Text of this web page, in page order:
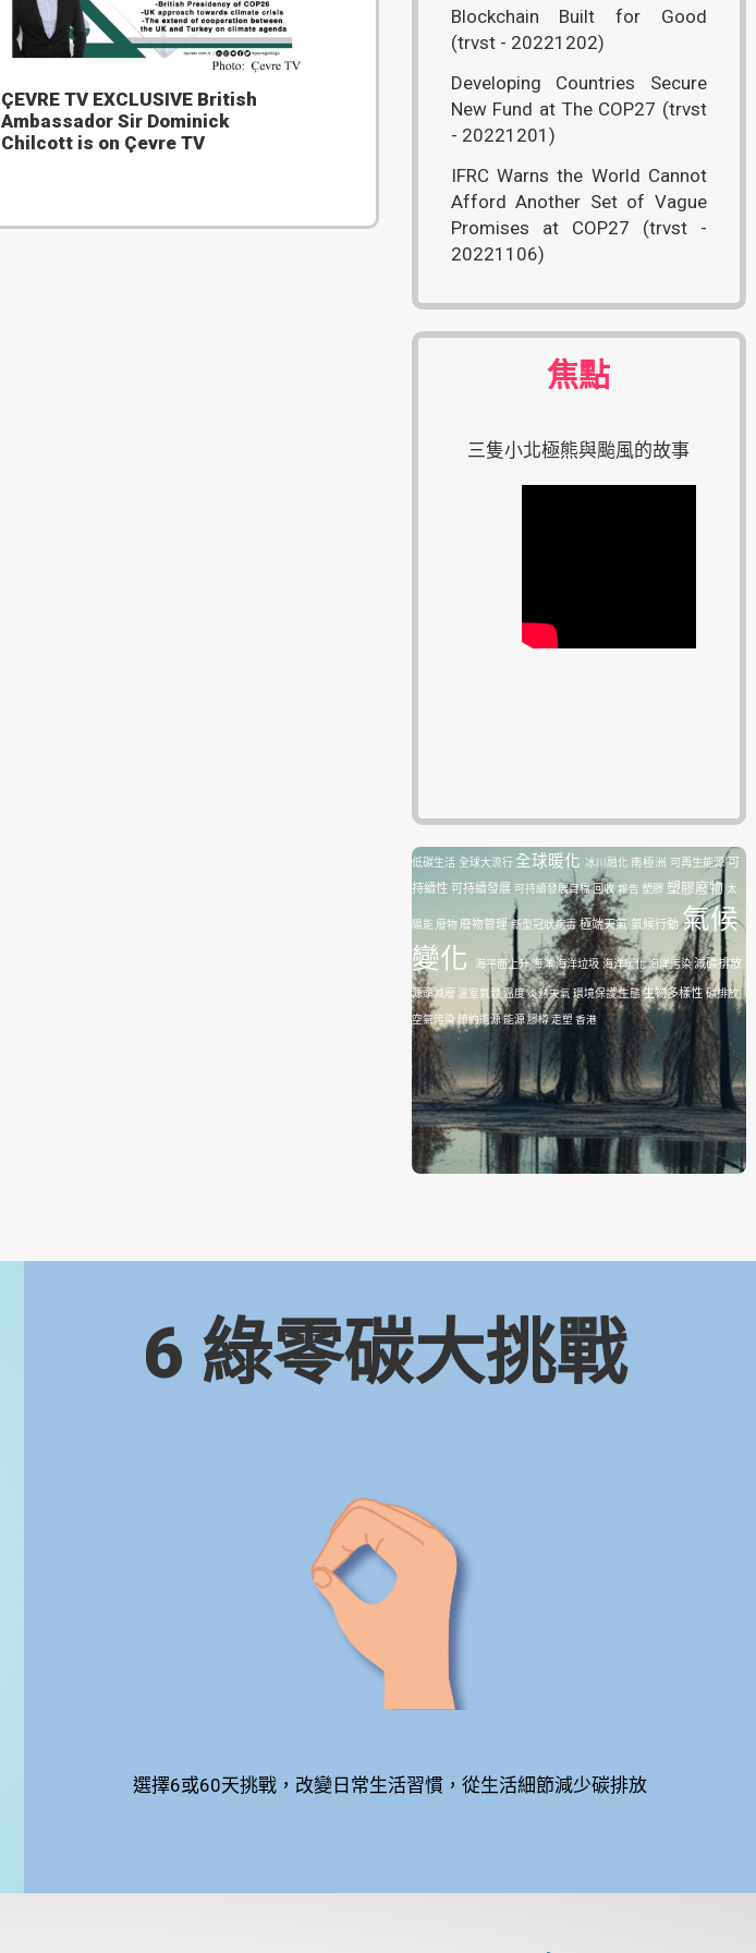
ÇEVRE TV EXCLUSIVE British
Ambassador Sir Dominick
Chilcott is on Çevre TV
Blockchain Built for Good
(trvst - 20221202)
Developing Countries Secure
New Fund at The COP27 (trvst
- 20221201)
IFRC Warns the World Cannot
Afford Another Set of Vague
Promises at COP27 (trvst -
20221106)
焦點
三隻小北極熊與颱風的故事
低碳生活 全球大流行 全球暖化 冰川融化 南極洲 可再生能源可
持續性 可持續發展 可持續發展目標回收報告 塑膠 塑膠廢物太
陽能廢物廢物管理新型冠狀病毒極端天氣 氣候行動氣候
變化
海平面上升海洋海洋垃圾 海洋暖化海洋污染減碳排放
源頭減廢溫室氣體溫度炎熱天氣 環境保護生態生物多樣性碳排放
空氣污染節約能源能源膠樽走塑 香港
6 綠零碳大挑戰
選擇6或60天挑戰，改變日常生活習慣，從生活細節減少碳排放